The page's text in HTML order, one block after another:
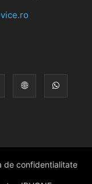
de confidentialitate